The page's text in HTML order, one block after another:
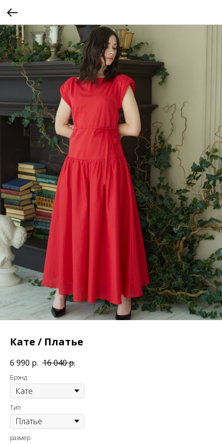
Кате / Платье
6 990 р. 16 040р.
Брэнд
Тип
размер